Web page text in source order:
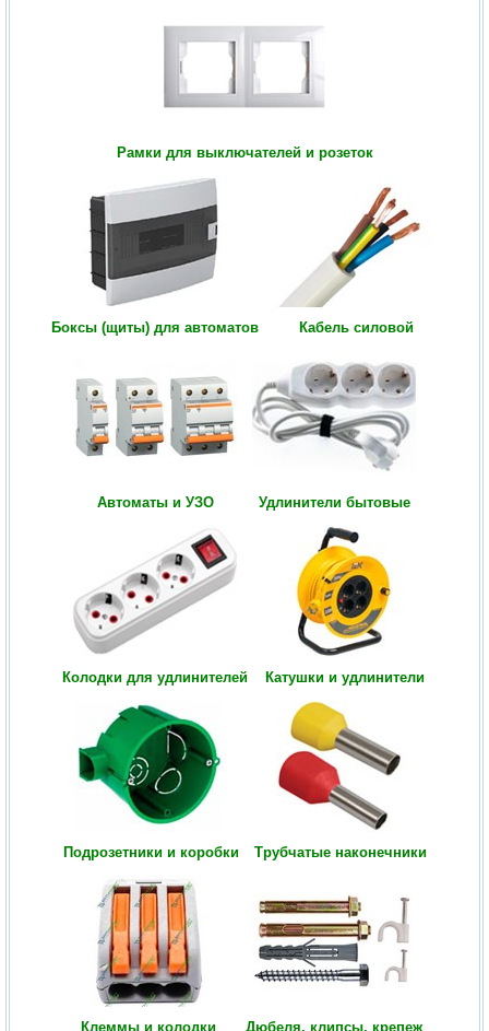
Рамки для выключателей и розеток
Боксы (щиты) для автоматов Кабель силовой
Автоматы и УЗО Удлинители бытовые
Колодки для удлинителей Катушки и удлинители
Подрозетники и коробки Трубчатые наконечники
Клеммы и колодки Дюбеля, клипсы, крепеж